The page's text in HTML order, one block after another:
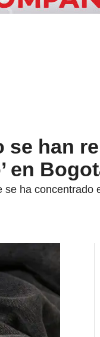
se han
en
ha